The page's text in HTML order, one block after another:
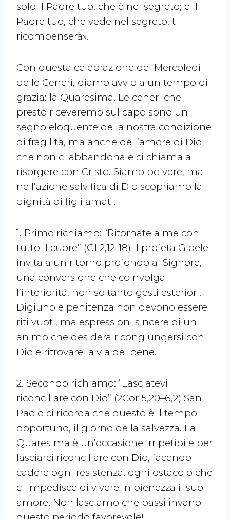
solo il Padre tuo, che è nel segreto; e il
Padre tuo, che vede nel segreto, ti
ricompenserà».
Con questa celebrazione del Mercoledì
delle Ceneri, diamo avvio a un tempo di
grazia: la Quaresima. Le ceneri che
presto riceveremo sul capo sono un
segno eloquente della nostra condizione
di fragilità, ma anche dell’amore di Dio
che non ci abbandona e ci chiama a
risorgere con Cristo. Siamo polvere, ma
nell’azione salvifica di Dio scopriamo la
dignità di figli amati.
1. Primo richiamo: “Ritornate a me con
tutto il cuore” (Gl 2,12-18) Il profeta Gioele
invita a un ritorno profondo al Signore,
una conversione che coinvolga
l’interiorità, non soltanto gesti esteriori.
Digiuno e penitenza non devono essere
riti vuoti, ma espressioni sincere di un
animo che desidera ricongiungersi con
Dio e ritrovare la via del bene.
2. Secondo richiamo: “Lasciatevi
riconciliare con Dio” (2Cor 5,20–6,2) San
Paolo ci ricorda che questo è il tempo
opportuno, il giorno della salvezza. La
Quaresima è un’occasione irripetibile per
lasciarci riconciliare con Dio, facendo
cadere ogni resistenza, ogni ostacolo che
ci impedisce di vivere in pienezza il suo
amore. Non lasciamo che passi invano